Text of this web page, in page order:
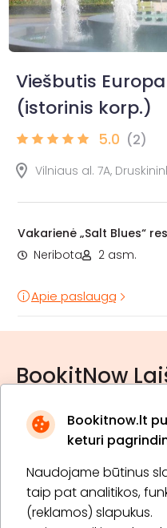
Bookitnow.lt
keturi
Naudojame būtinus
taip pat analitikos,
(reklamos) slapukus.
Viešbutis
(istorinis korp.)
5.0 (2)
Vilniaus al. 7A,
Vakarienė „Salt Blues“
Neribota
2 asm.
Apie paslaugą
BookitNow
* Susipažinau su